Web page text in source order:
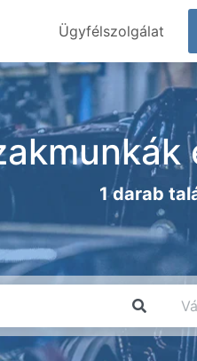
Ügyfélszolgálat
1 darab